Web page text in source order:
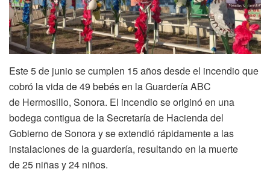
Este 5 de junio se cumplen 15 años desde el incendio que
cobró la vida de 49 bebés en la Guardería ABC
de Hermosillo, Sonora. El incendio se originó en una
bodega contigua de la Secretaría de Hacienda del
Gobierno de Sonora y se extendió rápidamente a las
instalaciones de la guardería, resultando en la muerte
de 25 niñas y 24 niños.